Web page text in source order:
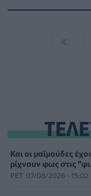
Και οι μαϊμούδες
ρίχνουν φως στις
PET 07/08/2026 - 15:02